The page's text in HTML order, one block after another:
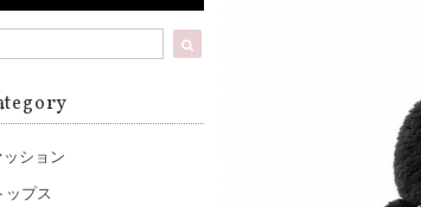
ッション
ップス